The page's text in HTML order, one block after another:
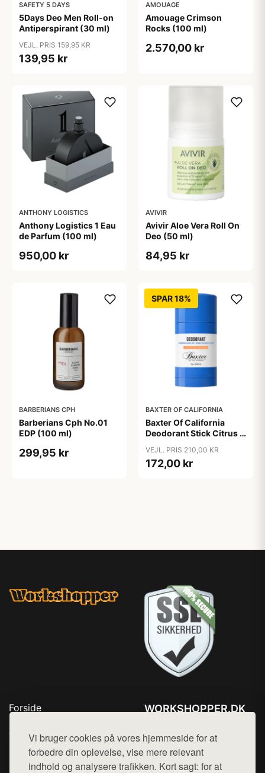
Vi bruger cookies på vores hjemmeside for at
forbedre din oplevelse, vise mere relevant
indhold og analysere trafikken. Kort sagt: for at
SAFETY 5 DAYS
5Days Deo Men Roll-on
Antiperspirant (30 ml)
VEJL. PRIS 159,95 KR
139,95 kr
AMOUAGE
Amouage Crimson
Rocks (100 ml)
2.570,00 kr
ANTHONY LOGISTICS
Anthony Logistics 1 Eau
de Parfum (100 ml)
950,00 kr
AVIVIR
Avivir Aloe Vera Roll On
Deo (50 ml)
84,95 kr
BARBERIANS CPH
Barberians Cph No.01
EDP (100 ml)
299,95 kr
SPAR 18%
BAXTER OF CALIFORNIA
Baxter Of California
Deodorant Stick Citrus &
VEJL. PRIS 210,00 KR
172,00 kr
Forside
Top Rabatter
Kontakt
WORKSHOPPER.DK
Mail: hej@want.dk